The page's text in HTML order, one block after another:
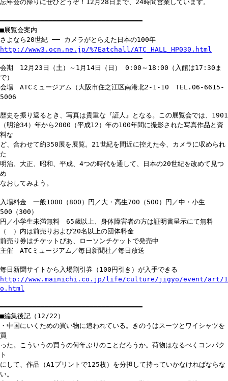
忘年会の帰りにぜひどうぞ！12月28日まで、24時間営業しています。
━━━━━━━━━━━━━━━━━━━━━━━━━━━━━━━━━━━
■展覧会案内
さよなら20世紀 ── カメラがとらえた日本の100年
http://www3.ocn.ne.jp/%7Eatchall/ATC_HALL_HP030.html
───────────────────────────────────
会期 12月23日（土）～1月14日（日） 0:00～18:00（入館は17:30ま
で）
会場 ATCミュージアム（大阪市住之江区南港北2-1-10 TEL.06-6615-
5006
歴史を振り返るとき、写真は貴重な『証人』となる。この展覧会では、1901
（明治34）年から2000（平成12）年の100年間に撮影された写真作品と資
料な
ど、合わせて約350展を展覧。21世紀を間近に控えた今、カメラに収められ
た
明治、大正、昭和、平成、4つの時代を通して、日本の20世紀を改めて見つ
め
なおしてみよう。
入場料金 一般1000（800）円／大・高生700（500）円／中・小生
500（300）
円／小学生未満無料 65歳以上、身体障害者の方は証明書呈示にて無料
（ ）内は前売りおよび20名以上の団体料金
前売り券はチケットぴあ、ローソンチケットで発売中
主催 ATCミュージアム／毎日新聞社／毎日放送
毎日新聞サイトから入場割引券（100円引き）が入手できる
http://www.mainichi.co.jp/life/culture/jigyo/event/art/
o.html
━━━━━━━━━━━━━━━━━━━━━━━━━━━━━━━━━━━
■編集後記（12/22）
・中国にいくための買い物に追われている。きのうはスーツとワイシャツを
買
った。こういうの買うの何年ぶりのことだろうか。荷物はなるべくコンパク
ト
にして、作品（A1プリントで125枚）を分担して持っていかなければならな
い。